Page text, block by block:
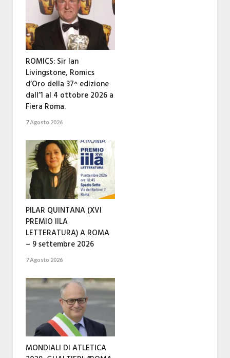
ROMICS: Sir Ian
Livingstone, Romics
d’Oro della 37^ edizione
dall’1 al 4 ottobre 2026 a
Fiera Roma.
7 Agosto 2026
PILAR QUINTANA (XVI
PREMIO IILA
LETTERATURA) A ROMA
– 9 settembre 2026
7 Agosto 2026
MONDIALI DI ATLETICA